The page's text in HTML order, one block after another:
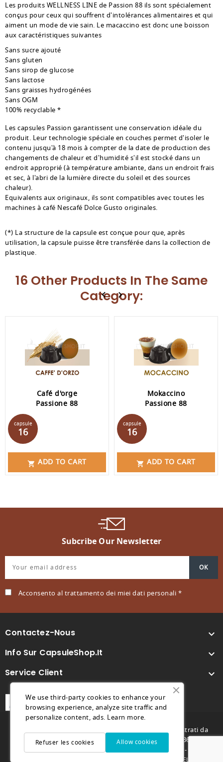
Les produits WELLNESS LINE de Passion 88 ils sont spécialement
conçus pour ceux qui souffrent d'intolérances alimentaires et qui
aiment un mode de vie sain. Le macaccino est donc une boisson
aux caractéristiques suivantes
Sans sucre ajouté
Sans gluten
Sans sirop de glucose
Sans lactose
Sans graisses hydrogénées
Sans OGM
100% recyclable *
Les capsules Passion garantissent une conservation idéale du
produit. Leur technologie spéciale en couches permet d'isoler le
contenu jusqu'à 18 mois à compter de la date de production des
changements de chaleur et d'humidité s'il est stocké dans un
endroit approprié (à température ambiante, dans un endroit frais
et sec, à l'abri de la lumière directe du soleil et des sources
chaleur).
Equivalents aux originaux, ils sont compatibles avec toutes les
machines à café Nescafé Dolce Gusto originales.
(*) La structure de la capsule est conçue pour que, après
utilisation, la capsule puisse être transférée dans la collection de
plastique.
16 Other Products In The Same
Category:
Café d'orge
Passione 88
capsule
16
 ADD TO CART
Mokaccino
Passione 88
capsule
16
 ADD TO CART
Subcribe Our Newsletter
Acconsento al trattamento dei miei dati personali *
Contactez-Nous 
Info Sur CapsuleShop.it 
Service Client 
© 2026 - Capsuleshop.it e 88° Caffè sono marchi registrati da
Future Store S.R.L. - C.F. e P.IVA 04682730264 - REA TV369996 -
futurestore@pec.it - Capitale sociale 1.000,00€ -
We use third-party cookies to enhance your
browsing experience, analyze site traffic and
personalize content, ads. Learn more.
Allow cookies
Refuser les cookies